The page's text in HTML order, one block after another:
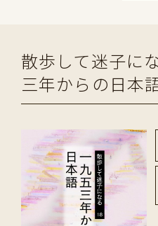
散歩して迷子
三年からの日本